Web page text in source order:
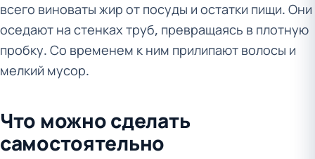
всего виноваты жир от посуды и остатки пищи. Они
оседают на стенках труб, превращаясь в плотную
пробку. Со временем к ним прилипают волосы и
мелкий мусор.
Что можно сделать
самостоятельно